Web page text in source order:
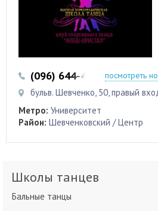
(096) 644-44-46посмотреть
бульв. Шевченко, 50, правый
Метро: Университет
Район: Шевченковский / Центр
Школы танцев
Бальные танцы